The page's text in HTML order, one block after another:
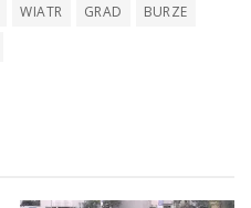
WIATR GRAD
BURZE